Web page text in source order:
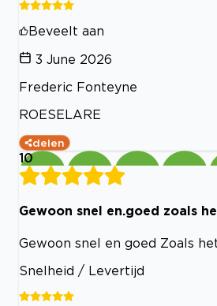
Beveelt aan
3 June 2026
Frederic Fonteyne
ROESELARE
delen
10
Gewoon snel en.goed zoals
Gewoon snel en goed Zoals
Snelheid / Levertijd